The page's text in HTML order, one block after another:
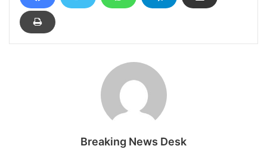
Breaking News Desk